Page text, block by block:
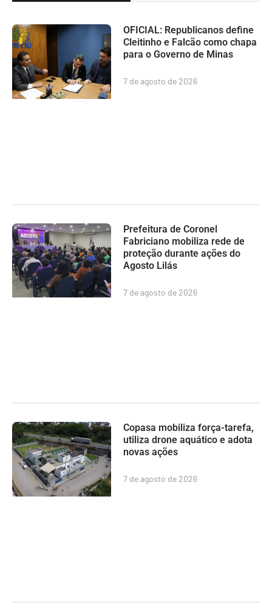
OFICIAL: Republicanos define
Cleitinho e Falcão como chapa
para o Governo de Minas
7 de agosto de 2026
Prefeitura de Coronel
Fabriciano mobiliza rede de
proteção durante ações do
Agosto Lilás
7 de agosto de 2026
Copasa mobiliza força-tarefa,
utiliza drone aquático e adota
novas ações
7 de agosto de 2026